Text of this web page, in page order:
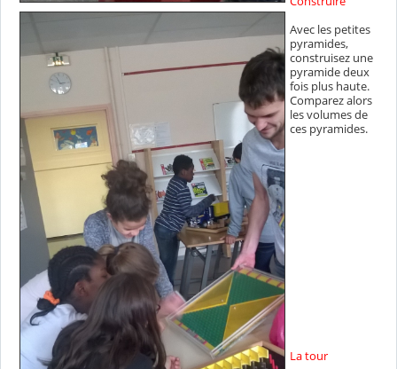
Avec les petites
pyramides,
construisez une
pyramide deux
fois plus haute.
Comparez alors
les volumes de
ces pyramides.
La tour